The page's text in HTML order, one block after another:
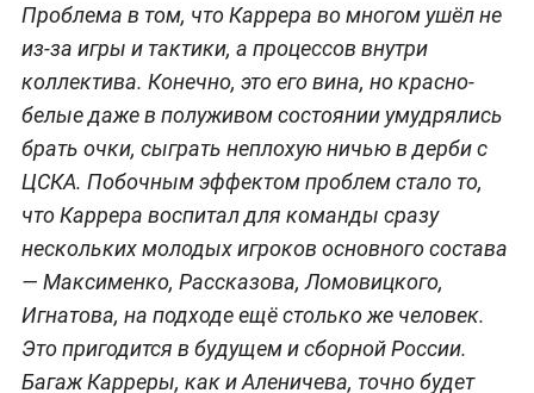
Проблема в том, что Каррера во многом ушёл не
из-за игры и тактики, а процессов внутри
коллектива. Конечно, это его вина, но красно-
белые даже в полуживом состоянии умудрялись
брать очки, сыграть неплохую ничью в дерби с
ЦСКА. Побочным эффектом проблем стало то,
что Каррера воспитал для команды сразу
нескольких молодых игроков основного состава
— Максименко, Рассказова, Ломовицкого,
Игнатова, на подходе ещё столько же человек.
Это пригодится в будущем и сборной России.
Багаж Карреры, как и Аленичева, точно будет